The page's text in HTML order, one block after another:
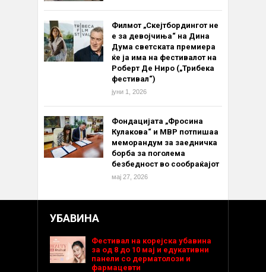
Филмот „Скејтбордингот не
е за девојчиња“ на Дина
Дума светската премиера
ќе ја има на фестивалот на
Роберт Де Ниро („Трибека
фестивал“)
јуни 1, 2026
Фондацијата „Фросина
Кулакова“ и МВР потпишаа
меморандум за заедничка
борба за поголема
безбедност во сообраќајот
мај 27, 2026
УБАВИНА
Фестивал на корејска убавина
за од 8 до 10 мај и едукативни
панели со дерматолози и
фармацевти